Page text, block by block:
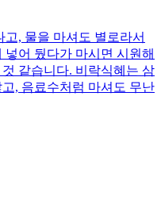
, 물을 마셔도 별로라서
어 뒀다가 마시면 시원해
같습니다. 비락식혜는 삼
, 음료수처럼 마셔도 무난